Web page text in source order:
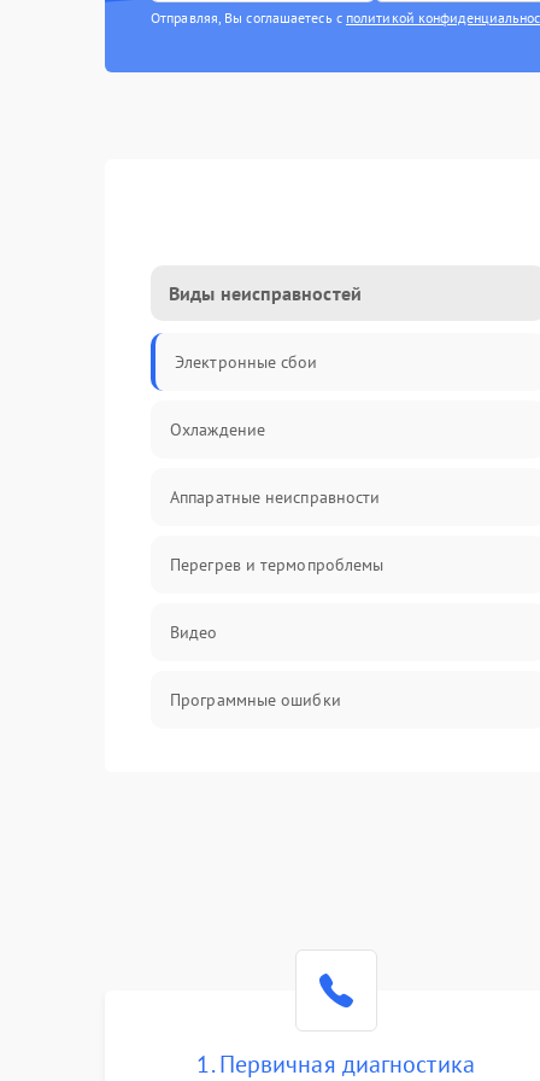
Отправляя, Вы соглашаетесь с политикой
Виды неисправностей
Электронные сбои
Охлаждение
Аппаратные неисправности
Перегрев и термопроблемы
Видео
Программные ошибки
Электронные компоненты
1. Первичная диагностика